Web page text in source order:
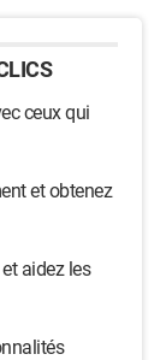
ceux qui
et obtenez
aidez les